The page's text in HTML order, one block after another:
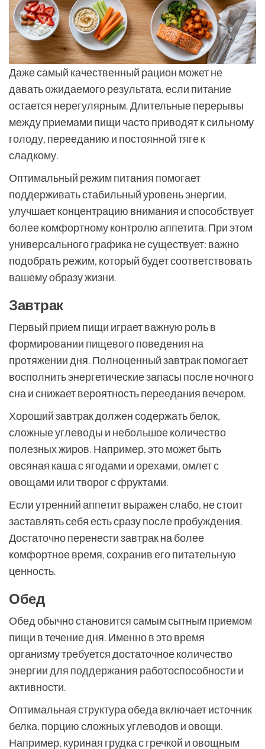
Даже самый качественный рацион может не
давать ожидаемого результата, если питание
остается нерегулярным. Длительные перерывы
между приемами пищи часто приводят к сильному
голоду, перееданию и постоянной тяге к
сладкому.
Оптимальный режим питания помогает
поддерживать стабильный уровень энергии,
улучшает концентрацию внимания и способствует
более комфортному контролю аппетита. При этом
универсального графика не существует: важно
подобрать режим, который будет соответствовать
вашему образу жизни.
Завтрак
Первый прием пищи играет важную роль в
формировании пищевого поведения на
протяжении дня. Полноценный завтрак помогает
восполнить энергетические запасы после ночного
сна и снижает вероятность переедания вечером.
Хороший завтрак должен содержать белок,
сложные углеводы и небольшое количество
полезных жиров. Например, это может быть
овсяная каша с ягодами и орехами, омлет с
овощами или творог с фруктами.
Если утренний аппетит выражен слабо, не стоит
заставлять себя есть сразу после пробуждения.
Достаточно перенести завтрак на более
комфортное время, сохранив его питательную
ценность.
Обед
Обед обычно становится самым сытным приемом
пищи в течение дня. Именно в это время
организму требуется достаточное количество
энергии для поддержания работоспособности и
активности.
Оптимальная структура обеда включает источник
белка, порцию сложных углеводов и овощи.
Например, куриная грудка с гречкой и овощным